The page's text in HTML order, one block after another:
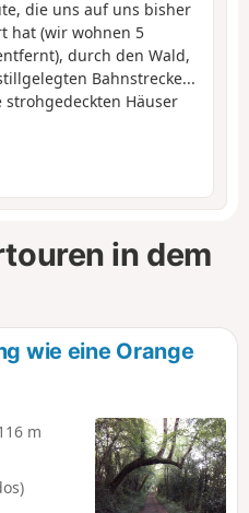
die uns auf uns bisher
hat (wir wohnen 5
durch den Wald,
Bahnstrecke...
strohgedeckten Häuser
in dem
wie eine Orange
m